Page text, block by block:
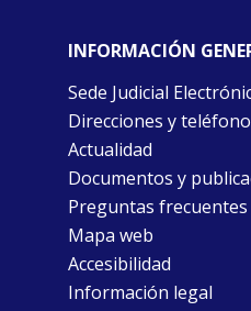
INFORMACIÓN
Sede Judicial
Direcciones y
Actualidad
Documentos y
Preguntas frecuentes
Mapa web
Accesibilidad
Información legal